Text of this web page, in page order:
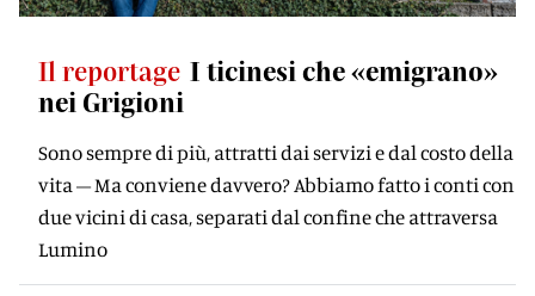
Il reportage I ticinesi che «emigrano»
nei Grigioni
Sono sempre di più, attratti dai servizi e dal costo della
vita – Ma conviene davvero? Abbiamo fatto i conti con
due vicini di casa, separati dal confine che attraversa
Lumino